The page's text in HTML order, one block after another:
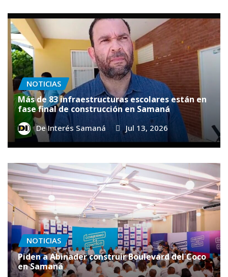
NOTICIAS
Más de 83 infraestructuras escolares están en
fase final de construcción en Samaná
De Interés Samaná Jul 13, 2026
NOTICIAS
Piden a Abinader construir Boulevard del Coco
en Samaná